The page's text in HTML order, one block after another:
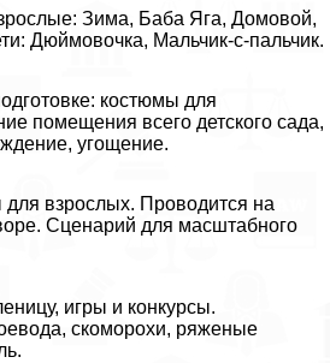
Зима, Баба Яга, Домовой,
Дюймовочка, Мальчик-с-пальчик.
костюмы для
помещения всего детского сада,
угощение.
взрослых. Проводится на
Сценарий для масштабного
игры и конкурсы.
скоморохи, ряженые